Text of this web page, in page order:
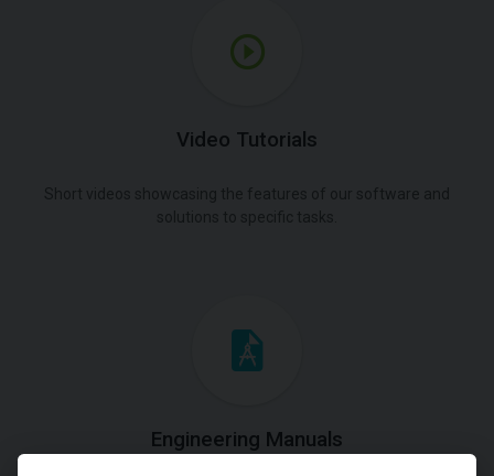
Video Tutorials
Engineering Manuals